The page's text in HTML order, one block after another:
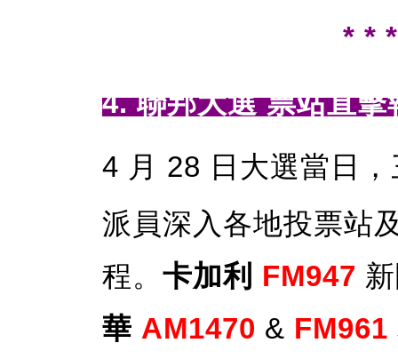
* *
4. 聯邦大選 票站直
4 月 28 日大選當日，
派員深入各地投票站
程。 卡加利 FM947
華 AM1470 & FM961